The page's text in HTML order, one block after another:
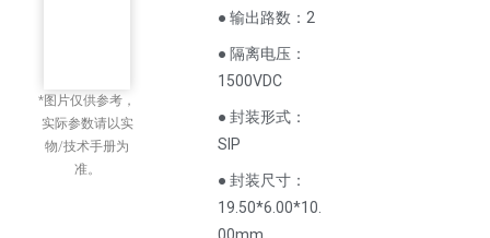
*图片仅供参考，
实际参数请以实
物/技术手册为
准。
● 输出路数：2
● 隔离电压：
1500VDC
● 封装形式：
SIP
● 封装尺寸：
19.50*6.00*10.